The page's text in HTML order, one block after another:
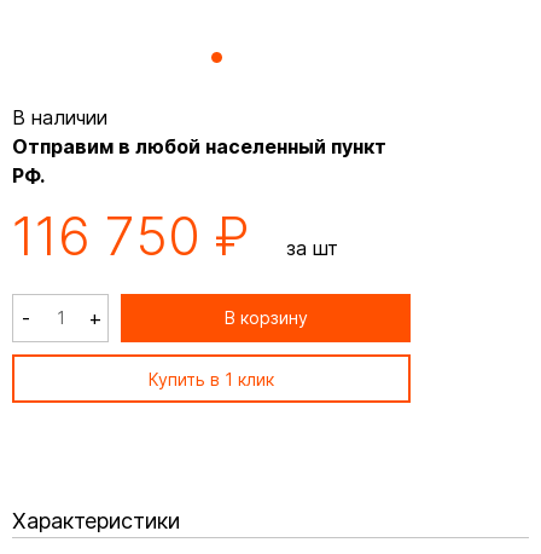
В наличии
Отправим в любой населенный пункт
РФ.
116 750 ₽ за шт
- + В корзину
Купить в 1 клик
Характеристики